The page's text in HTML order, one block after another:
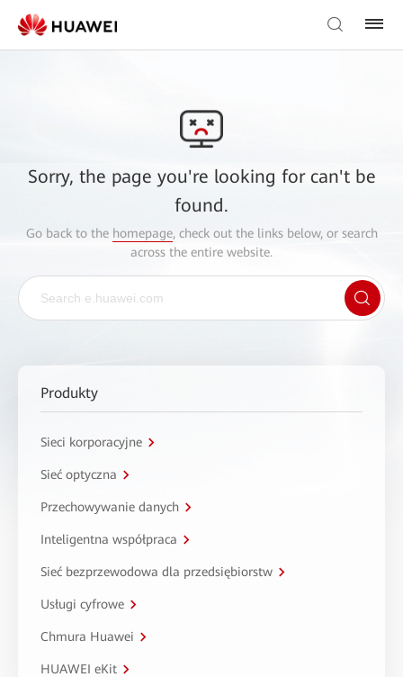
Sorry, the page you're looking for can't be
found.
Go back to the homepage, check out the links below, or search
across the entire website.
Produkty
Sieci korporacyjne
Sieć optyczna
Przechowywanie danych
Inteligentna współpraca
Sieć bezprzewodowa dla przedsiębiorstw
Usługi cyfrowe
Chmura Huawei
HUAWEI eKit